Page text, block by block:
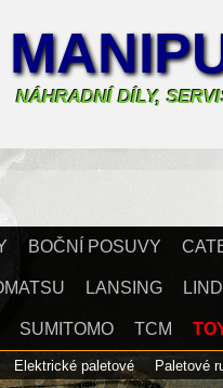
NÁHRADNÍ DÍLY,
BOČNÍ POSUVY
LANSING
SUMITOMO TCM
Elektrické paletové Paletové